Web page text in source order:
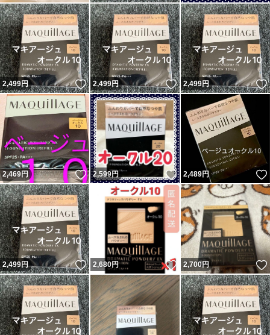
2,499円 いいね！
2,499円 いいね！
2,499円
2,469円 いいね！
2,599円 いいね！
2,489円
2,499円 いいね！
2,680円 いいね！
2,700円